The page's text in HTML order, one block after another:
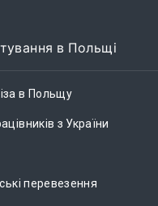
в Польщі
в Польщу
з України
перевезення